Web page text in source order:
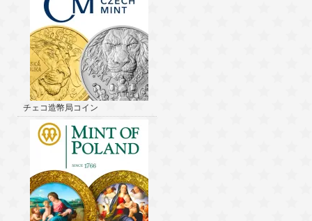
チェコ造幣局コイン